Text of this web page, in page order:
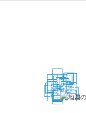
12
3
4
56
7
8
9
10
11
12
13
14
15
16
17
18
19
20
21
22
23
24
25
26
27
28
29
30